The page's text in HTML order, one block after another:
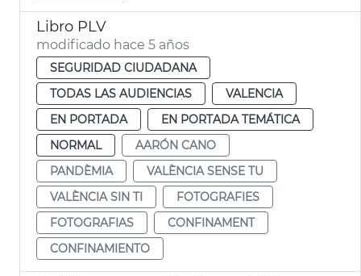
Libro PLV
modificado hace 5 años
SEGURIDAD CIUDADANA
TODAS LAS AUDIENCIAS
VALENCIA
EN PORTADA
EN PORTADA TEMÁTICA
NORMAL
AARÓN CANO
PANDÈMIA
VALÈNCIA SENSE TU
VALÈNCIA SIN TI
FOTOGRAFIES
FOTOGRAFIAS
CONFINAMENT
CONFINAMIENTO